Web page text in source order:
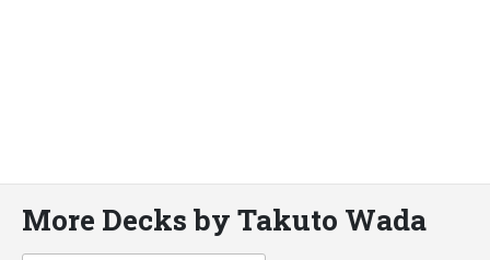
More Decks by Takuto Wada